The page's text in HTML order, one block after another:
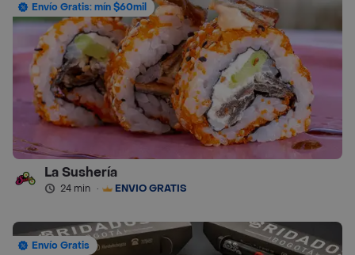
Envío Gratis: mín $60mil
La Sushería
24 min · ENVÍO GRATIS
Envío Gratis